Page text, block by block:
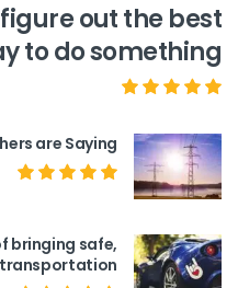
out the best
to do something.
are Saying
bringing safe,